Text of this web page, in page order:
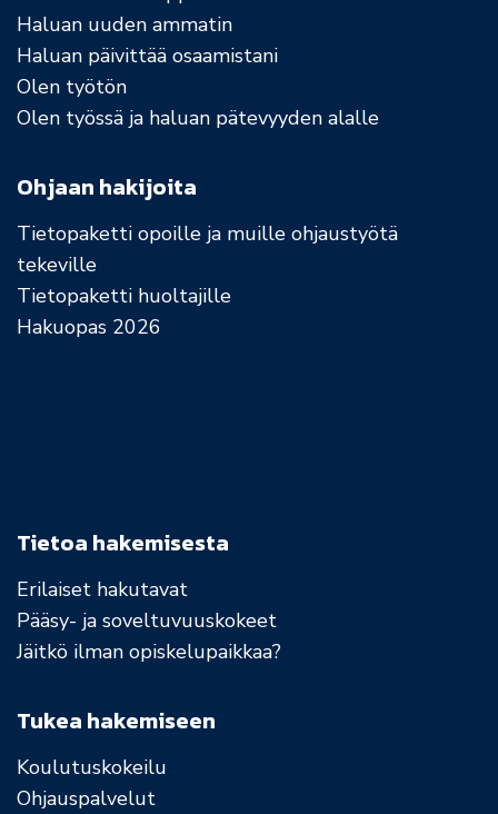
Haluan uuden ammatin
Haluan päivittää osaamistani
Olen työtön
Olen työssä ja haluan pätevyyden alalle
Ohjaan hakijoita
Tietopaketti opoille ja muille ohjaustyötä
tekeville
Tietopaketti huoltajille
Hakuopas 2026
Tietoa hakemisesta
Erilaiset hakutavat
Pääsy- ja soveltuvuuskokeet
Jäitkö ilman opiskelupaikkaa?
Tukea hakemiseen
Koulutuskokeilu
Ohjauspalvelut